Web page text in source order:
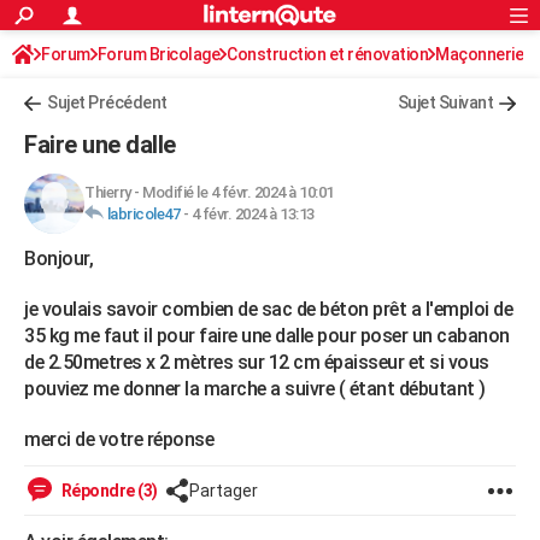
ACTUALITÉS
Politique
Société
Faits Divers
Education
Monde
Villes
+
FINANCE
Retraite
Impôts
Epargne
Immobilier
Risques naturels par ville
Banque
Assurance
Crédit
AUTO
Essais
Réserver un essai
Citadines
Berlines
SUV
Forum auto
+HIGH-TECH
Mobiles
Meilleur smartphone
Internet
Ordinateurs
Jeux vidéo
Guide high-tech
+BRICOLAGE
Forum
Aménagement intérieur
Extérieur
Cuisine
Salle de bains
Jardinage
Rangement
WEEK-END
Rechercher
S'inscrire
Connexion
Forum Forum Bricolage Construction et rénovation Maçonnerie
Sujet Précédent Sujet Suivant
Faire une dalle
Thierry- Modifié le 4 févr. 2024 à 10:01
labricole47- 4 févr. 2024 à 13:13
Bonjour,
je voulais savoir combien de sac de béton prêt a l'emploi de
35 kg me faut il pour faire une dalle pour poser un cabanon
de 2.50metres x 2 mètres sur 12 cm épaisseur et si vous
pouviez me donner la marche a suivre ( étant débutant )
merci de votre réponse
Répondre (3) Partager